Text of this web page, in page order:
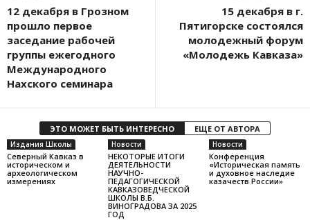
12 декабря в Грозном
прошло первое
заседание рабочей
группы ежегодного
Международного
Нахского семинара
15 декабря в г.
Пятигорске состоялся
молодежный форум
«Молодежь Кавказа»
ЭТО МОЖЕТ БЫТЬ ИНТЕРЕСНО ЕЩЕ ОТ АВТОРА
Издания Школы
Северный Кавказ в
историческом и
археологическом
измерениях
Новости
НЕКОТОРЫЕ ИТОГИ
ДЕЯТЕЛЬНОСТИ
НАУЧНО-
ПЕДАГОГИЧЕСКОЙ
КАВКАЗОВЕДЧЕСКОЙ
ШКОЛЫ В.Б.
ВИНОГРАДОВА ЗА 2025
ГОД
Новости
Конференция
«Историческая память
и духовное наследие
казачеств России»